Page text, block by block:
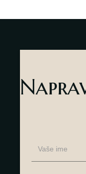
O nama
Kontakt
sr es